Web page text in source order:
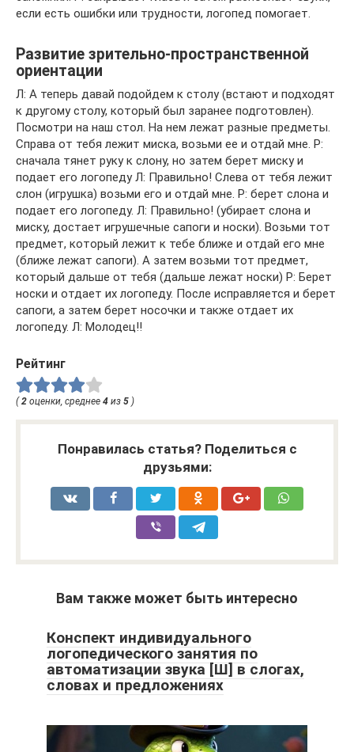
если есть ошибки или трудности, логопед помогает.
Развитие зрительно-пространственной
ориентации
Л: А теперь давай подойдем к столу (встают и подходят
к другому столу, который был заранее подготовлен).
Посмотри на наш стол. На нем лежат разные предметы.
Справа от тебя лежит миска, возьми ее и отдай мне. Р:
сначала тянет руку к слону, но затем берет миску и
подает его логопеду Л: Правильно! Слева от тебя лежит
слон (игрушка) возьми его и отдай мне. Р: берет слона и
подает его логопеду. Л: Правильно! (убирает слона и
миску, достает игрушечные сапоги и носки). Возьми тот
предмет, который лежит к тебе ближе и отдай его мне
(ближе лежат сапоги). А затем возьми тот предмет,
который дальше от тебя (дальше лежат носки) Р: Берет
носки и отдает их логопеду. После исправляется и берет
сапоги, а затем берет носочки и также отдает их
логопеду. Л: Молодец!!
Рейтинг
( 2 оценки, среднее 4 из 5 )
Понравилась статья? Поделиться с
друзьями:
Вам также может быть интересно
Конспект индивидуального
логопедического занятия по
автоматизации звука [Ш] в слогах,
словах и предложениях